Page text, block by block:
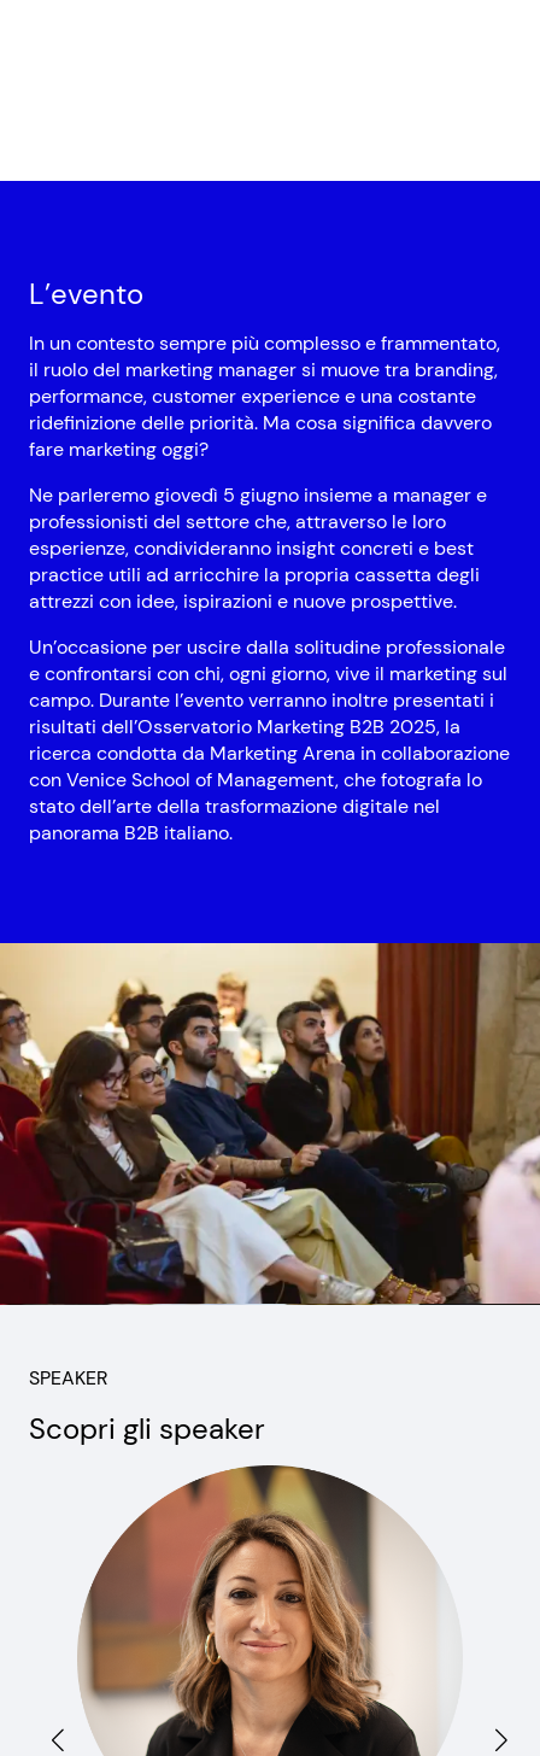
L’evento
In un contesto sempre più complesso e frammentato,
il ruolo del marketing manager si muove tra branding,
performance, customer experience e una costante
ridefinizione delle priorità. Ma cosa significa davvero
fare marketing oggi?
Ne parleremo giovedì 5 giugno insieme a manager e
professionisti del settore che, attraverso le loro
esperienze, condivideranno insight concreti e best
practice utili ad arricchire la propria cassetta degli
attrezzi con idee, ispirazioni e nuove prospettive.
Un’occasione per uscire dalla solitudine professionale
e confrontarsi con chi, ogni giorno, vive il marketing sul
campo. Durante l’evento verranno inoltre presentati i
risultati dell’Osservatorio Marketing B2B 2025, la
ricerca condotta da Marketing Arena in collaborazione
con Venice School of Management, che fotografa lo
stato dell’arte della trasformazione digitale nel
panorama B2B italiano.
SPEAKER
Scopri gli speaker